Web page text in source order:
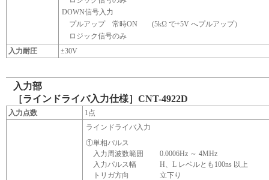
DOWN信号入力
プルアップ 常時ON (5kΩ で+5V へプルアップ）
ロジック信号のみ
入力耐圧
±30V
入力部
［ラインドライバ入力仕様］CNT-4922D
入力点数 1点
ラインドライバ入力
①単相パルス
入力周波数範囲
0.0006Hz ～ 4MHz
入力パルス幅
H、L レベルとも100ns 以上
トリガ方向
立下り